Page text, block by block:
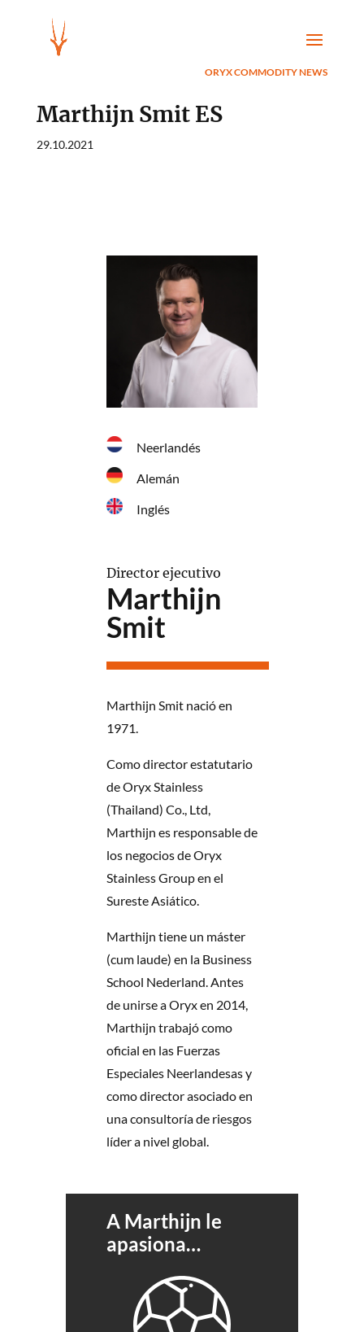
ORYX COMMODITY NEWS
Marthijn Smit ES
29.10.2021
Neerlandés
Alemán
Inglés
Director ejecutivo
Marthijn
Smit
Marthijn Smit nació en
1971.
Como director estatutario
de Oryx Stainless
(Thailand) Co., Ltd,
Marthijn es responsable de
los negocios de Oryx
Stainless Group en el
Sureste Asiático.
Marthijn tiene un máster
(cum laude) en la Business
School Nederland. Antes
de unirse a Oryx en 2014,
Marthijn trabajó como
oficial en las Fuerzas
Especiales Neerlandesas y
como director asociado en
una consultoría de riesgos
líder a nivel global.
A Marthijn le
apasiona…